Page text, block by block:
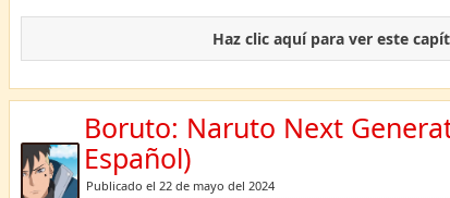
Haz clic aquí para ver este
Boruto: Naruto Next
Español)
Publicado el 22 de mayo del 2024